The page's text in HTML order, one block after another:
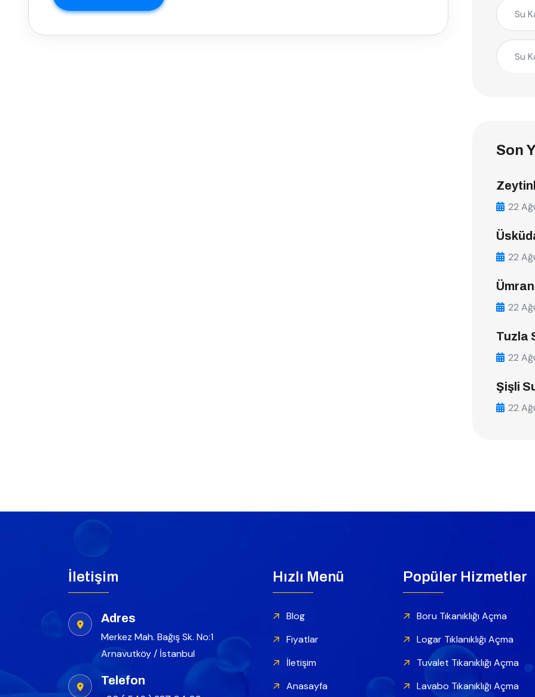
Su
Su
Son
22
22
22
Tuzla
22
Şişli
22
İletişim
Adres
Merkez Mah. Bağış Sk. No:1
Arnavutköy / İstanbul
Telefon
Hızlı Menü
Blog
Fiyatlar
İletişim
Anasayfa
Popüler Hizmetler
Boru Tıkanıklığı Açma
Logar Tıklanıklığı Açma
Tuvalet Tıkanıklığı Açma
Lavabo Tıkanıklığı Açma